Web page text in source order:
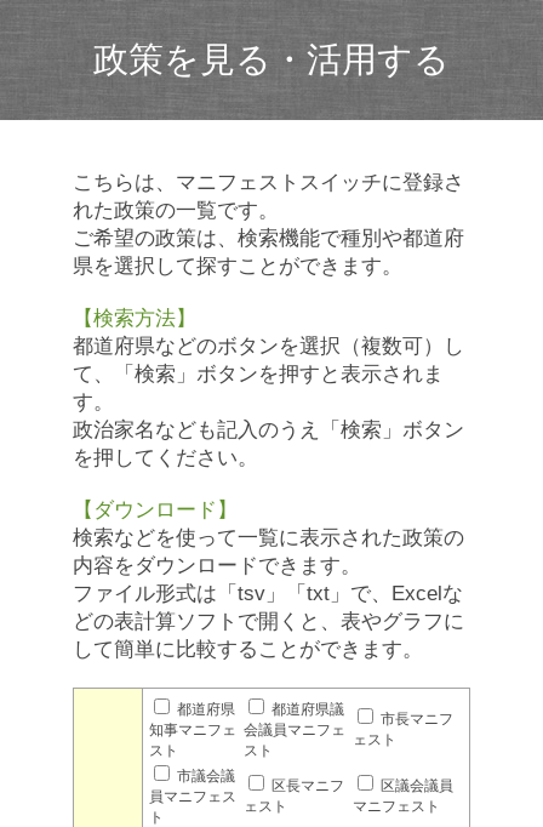
政策を見る・活用する
こちらは、マニフェストスイッチに登録さ
れた政策の一覧です。
ご希望の政策は、検索機能で種別や都道府
県を選択して探すことができます。
【検索方法】
都道府県などのボタンを選択（複数可）し
て、「検索」ボタンを押すと表示されま
す。
政治家名なども記入のうえ「検索」ボタン
を押してください。
【ダウンロード】
検索などを使って一覧に表示された政策の
内容をダウンロードできます。
ファイル形式は「tsv」「txt」で、Excelな
どの表計算ソフトで開くと、表やグラフに
して簡単に比較することができます。
都道府県
知事マニフェ
スト
都道府県議
会議員マニフェ
スト
市長マニフ
ェスト
市議会議
員マニフェス
ト
区長マニフ
ェスト
区議会議員
マニフェスト